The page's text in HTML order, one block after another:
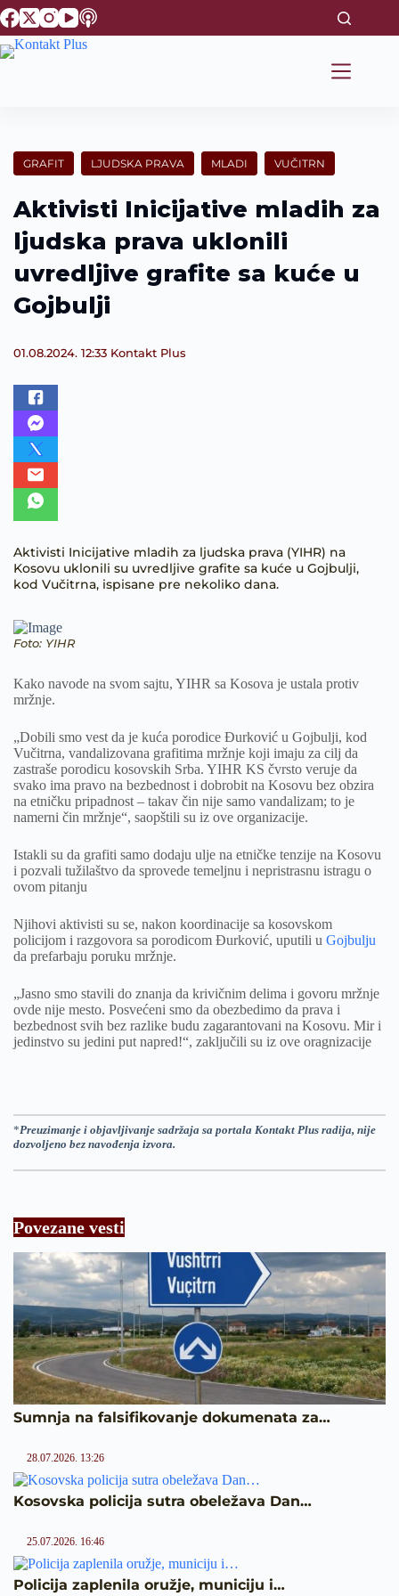
S
k
i
e
t
GRAFIT LJUDSKA PRAVA MLADI VUČITRN
Aktivisti Inicijative mladih za
ljudska prava uklonili
uvredljive grafite sa kuće u
Gojbulji
01.08.2024. 12:33 Kontakt Plus
Aktivisti Inicijative mladih za ljudska prava (YIHR) na
Kosovu uklonili su uvredljive grafite sa kuće u Gojbulji,
kod Vučitrna, ispisane pre nekoliko dana.
Foto: YIHR
Kako navode na svom sajtu, YIHR sa Kosova je ustala protiv
mržnje.
„Dobili smo vest da je kuća porodice Đurković u Gojbulji, kod
Vučitrna, vandalizovana grafitima mržnje koji imaju za cilj da
zastraše porodicu kosovskih Srba. YIHR KS čvrsto veruje da
svako ima pravo na bezbednost i dobrobit na Kosovu bez obzira
na etničku pripadnost – takav čin nije samo vandalizam; to je
namerni čin mržnje“, saopštili su iz ove organizacije.
Istakli su da grafiti samo dodaju ulje na etničke tenzije na Kosovu
i pozvali tužilaštvo da sprovede temeljnu i nepristrasnu istragu o
ovom pitanju
Njihovi aktivisti su se, nakon koordinacije sa kosovskom
policijom i razgovora sa porodicom Đurković, uputili u Gojbulju
da prefarbaju poruku mržnje.
„Jasno smo stavili do znanja da krivičnim delima i govoru mržnje
ovde nije mesto. Posvećeni smo da obezbedimo da prava i
bezbednost svih bez razlike budu zagarantovani na Kosovu. Mir i
jedinstvo su jedini put napred!“, zaključili su iz ove oragnizacije
*Preuzimanje i objavljivanje sadržaja sa portala Kontakt Plus radija, nije
dozvoljeno bez navođenja izvora.
Povezane vesti
Sumnja na falsifikovanje dokumenata za…
28.07.2026. 13:26
Kosovska policija sutra obeležava Dan…
25.07.2026. 16:46
Policija zaplenila oružje, municiju i…